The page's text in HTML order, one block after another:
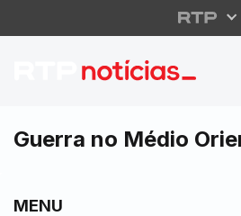
Huthis
Guerra no Médio
MENU